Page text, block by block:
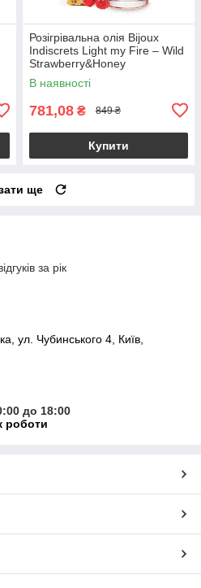
Розігрівальна олія Bijoux
Indiscrets Light my Fire – Wild
Strawberry&Honey
В наявності
781,08 ₴ 849 ₴
Купити
ще
за рік
ул. Чубинського 4, Київ,
до 18:00
роботи